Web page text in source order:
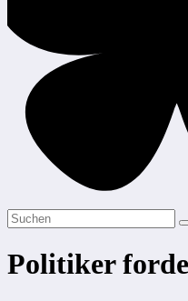
Politiker